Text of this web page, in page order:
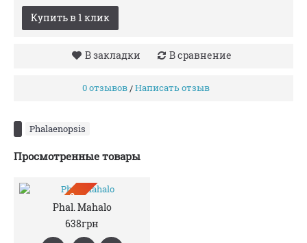
Купить в 1 клик
В закладки В сравнение
0 отзывов/Написать отзыв
Phalaenopsis
Просмотренные товары
ПРЕДЗАКАЗ
Phal. Mahalo
638грн